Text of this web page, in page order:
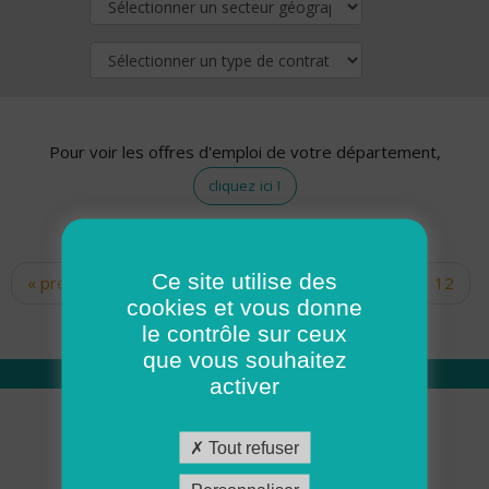
Pour voir les offres d'emploi de votre département,
cliquez ici !
Pages
« premier ‹ précédent … 10
12
14 15 16 17
Qui sommes nous
Académie ADMR
Ce site utilise des
cookies et vous donne
le contrôle sur ceux
que vous souhaitez
activer
Tout refuser